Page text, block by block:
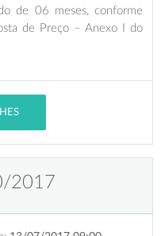
de 06 meses, conforme
de Preço – Anexo I do
2017